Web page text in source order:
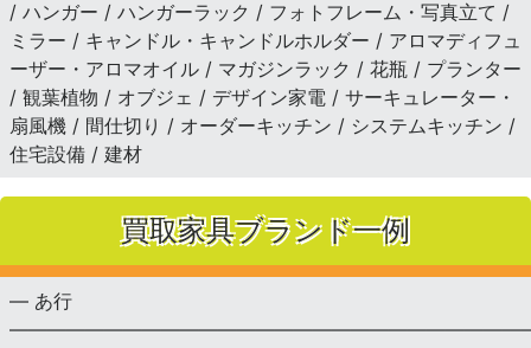
/ ハンガー / ハンガーラック / フォトフレーム・写真立て /
ミラー / キャンドル・キャンドルホルダー / アロマディフュ
ーザー・アロマオイル / マガジンラック / 花瓶 / プランター
/ 観葉植物 / オブジェ / デザイン家電 / サーキュレーター・
扇風機 / 間仕切り / オーダーキッチン / システムキッチン /
住宅設備 / 建材
買取家具ブランド一例
— あ行